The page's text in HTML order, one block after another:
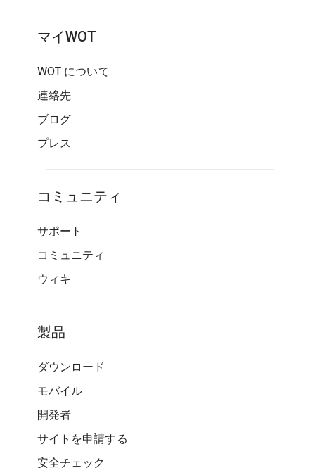
マイWOT
WOT について
連絡先
ブログ
プレス
コミュニティ
サポート
コミュニティ
ウィキ
製品
ダウンロード
モバイル
開発者
サイトを申請する
安全チェック